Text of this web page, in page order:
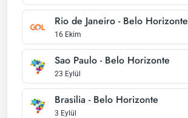
Rio de Janeiro - Belo Horizonte
16 Ekim
Sao Paulo - Belo Horizonte
23 Eylül
Brasilia - Belo Horizonte
3 Eylül